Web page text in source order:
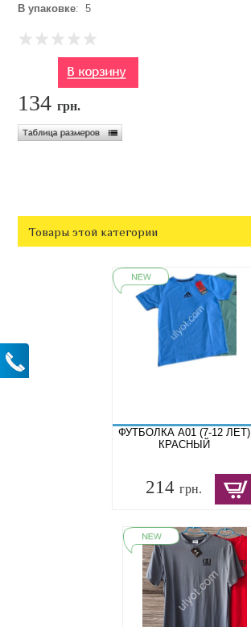
В упаковке: 5
134грн.
Товары этой категории
ФУТБОЛКА A01 (7-12 ЛЕТ)
КРАСНЫЙ
214 грн.